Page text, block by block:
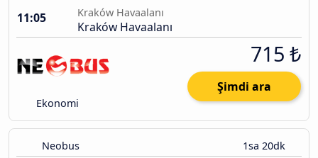
11:05
Kraków Havaalanı
Kraków Havaalanı
Ekonomi
715 ₺
Şimdi ara
Neobus 1sa 20dk